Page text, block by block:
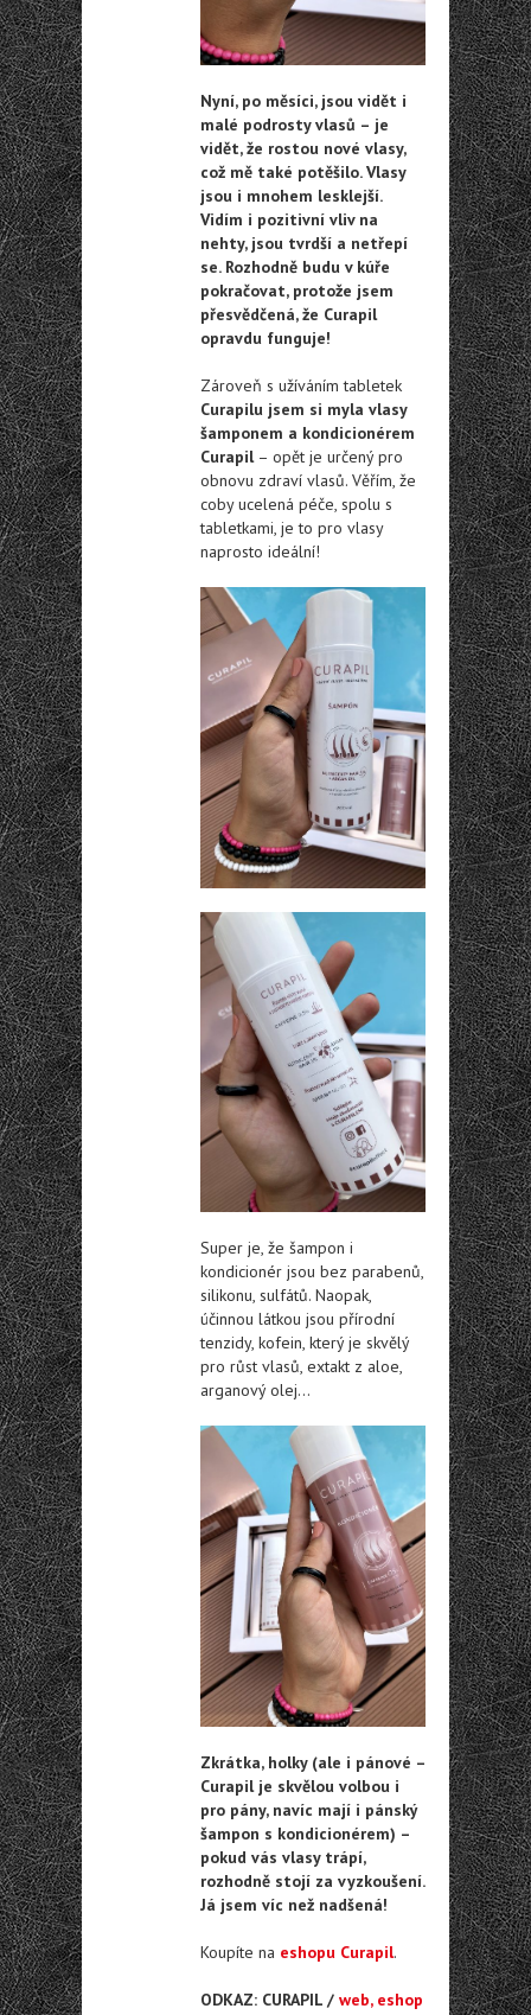
Nyní, po měsíci, jsou vidět i
malé podrosty vlasů – je
vidět, že rostou nové vlasy,
což mě také potěšilo. Vlasy
jsou i mnohem lesklejší.
Vidím i pozitivní vliv na
nehty, jsou tvrdší a netřepí
se. Rozhodně budu v kúře
pokračovat, protože jsem
přesvědčená, že Curapil
opravdu funguje!
Zároveň s užíváním tabletek
Curapilu jsem si myla vlasy
šamponem a kondicionérem
Curapil– opět je určený pro
obnovu zdraví vlasů. Věřím, že
coby ucelená péče, spolu s
tabletkami, je to pro vlasy
naprosto ideální!
Super je, že šampon i
kondicionér jsou bez parabenů,
silikonu, sulfátů. Naopak,
účinnou látkou jsou přírodní
tenzidy, kofein, který je skvělý
pro růst vlasů, extakt z aloe,
arganový olej…
Zkrátka, holky (ale i pánové –
Curapil je skvělou volbou i
pro pány, navíc mají i pánský
šampon s kondicionérem) –
pokud vás vlasy trápí,
rozhodně stojí za vyzkoušení.
Já jsem víc než nadšená!
Koupíte na eshopu Curapil.
ODKAZ: CURAPIL / web, eshop